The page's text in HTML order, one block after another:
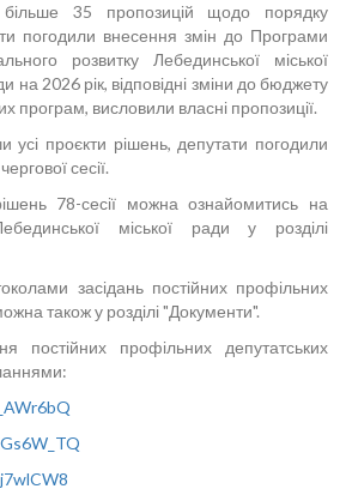
більше 35 пропозицій щодо порядку
погодили внесення змін до Програми
розвитку Лебединської міської
на 2026 рік, відповідні зміни до бюджету
програм, висловили власні пропозиції.
усі проєкти рішень, депутати погодили
сесії.
78-сесії можна ознайомитись на
міської ради у розділі
засідань постійних профільних
також у розділі "Документи".
постійних профільних депутатських